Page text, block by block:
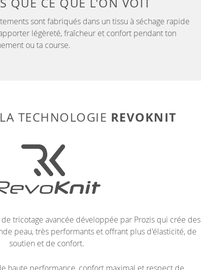
sont fabriqués dans un tissu à séchage rapide
légèreté, fraîcheur et confort pendant ton
ou ta course.
TECHNOLOGIE REVOKNIT
tricotage avancée développée par Prozis qui crée des
peau, très performants et offrant plus d'élasticité, de
soutien et de confort.